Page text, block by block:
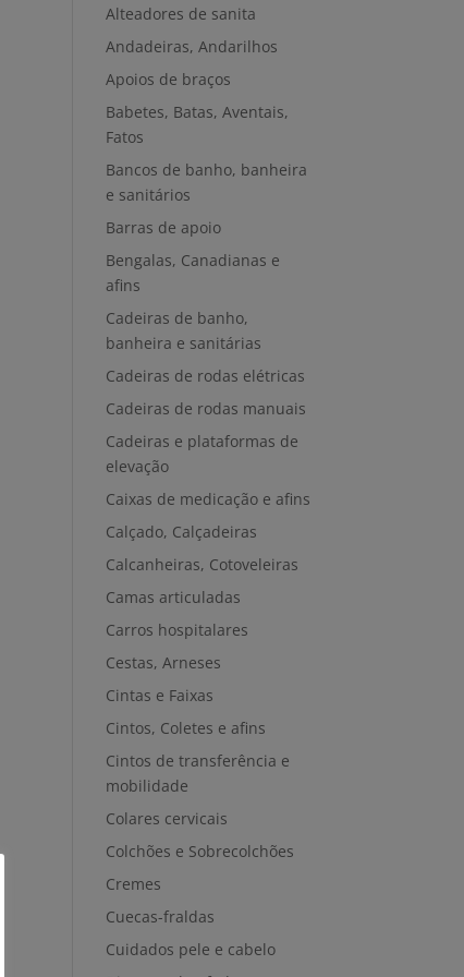
Alteadores de sanita
Andadeiras, Andarilhos
Apoios de braços
Babetes, Batas, Aventais,
Fatos
Bancos de banho, banheira
e sanitários
Barras de apoio
Bengalas, Canadianas e
afins
Cadeiras de banho,
banheira e sanitárias
Cadeiras de rodas elétricas
Cadeiras de rodas manuais
Cadeiras e plataformas de
elevação
Caixas de medicação e afins
Calçado, Calçadeiras
Calcanheiras, Cotoveleiras
Camas articuladas
Carros hospitalares
Cestas, Arneses
Cintas e Faixas
Cintos, Coletes e afins
Cintos de transferência e
mobilidade
Colares cervicais
Colchões e Sobrecolchões
Cremes
Cuecas-fraldas
Cuidados pele e cabelo